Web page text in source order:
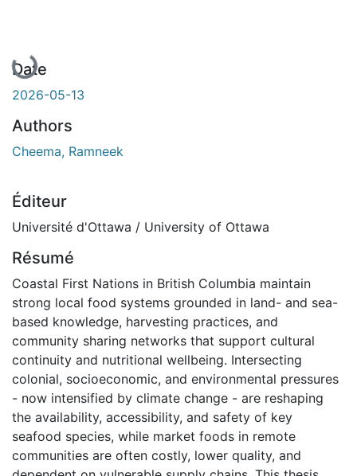
En cours de chargement...
Date
2026-05-13
Authors
Cheema, Ramneek
Éditeur
Université d'Ottawa / University of Ottawa
Résumé
Coastal First Nations in British Columbia maintain
strong local food systems grounded in land- and sea-
based knowledge, harvesting practices, and
community sharing networks that support cultural
continuity and nutritional wellbeing. Intersecting
colonial, socioeconomic, and environmental pressures
- now intensified by climate change - are reshaping
the availability, accessibility, and safety of key
seafood species, while market foods in remote
communities are often costly, lower quality, and